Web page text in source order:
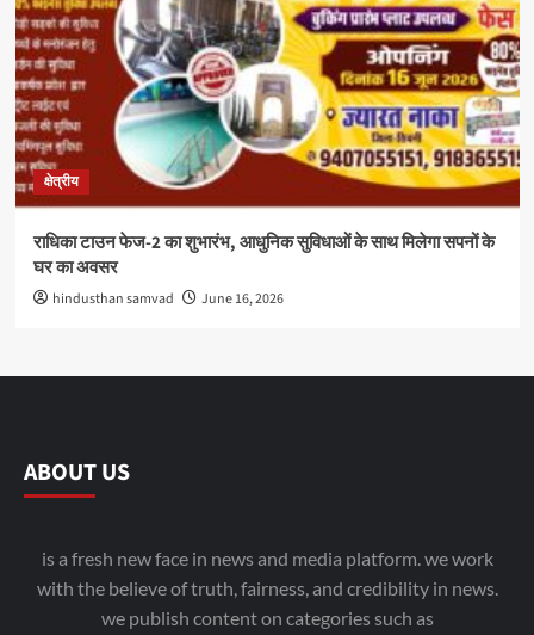
क्षेत्रीय
राधिका टाउन फेज-2 का शुभारंभ, आधुनिक सुविधाओं के साथ मिलेगा सपनों के
घर का अवसर
hindusthan samvad June 16, 2026
ABOUT US
is a fresh new face in news and media platform. we work
with the believe of truth, fairness, and credibility in news.
we publish content on categories such as